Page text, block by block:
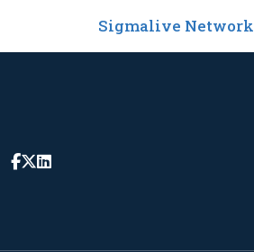
Sigmalive Network